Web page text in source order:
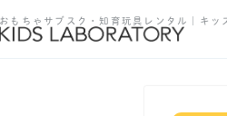
おもちゃサブスク・知育玩具レンタル ｜キッ